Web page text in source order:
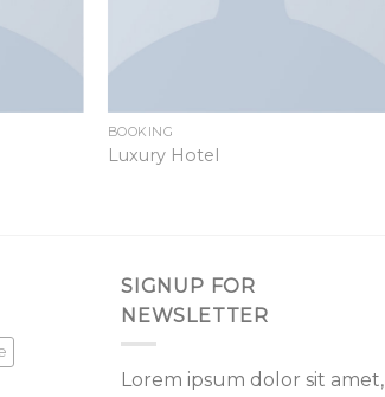
BOOKING
Luxury Hotel
SIGNUP FOR
NEWSLETTER
Lorem ipsum dolor sit amet,